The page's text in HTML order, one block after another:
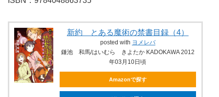
新約 とある魔術の禁書目録（4）
posted with ヨメレバ
鎌池 和馬/はいむら きよたか KADOKAWA 2012
年03月10日頃
Amazonで探す